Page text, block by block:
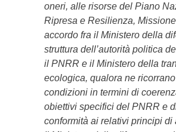
oneri, alle risorse del Piano
Ripresa e Resilienza,
accordo fra il Ministero della
struttura dell’autorità politica
il PNRR e il Ministero della
ecologica, qualora ne
condizioni in termini di
obiettivi specifici del PNRR e
conformità ai relativi principi di